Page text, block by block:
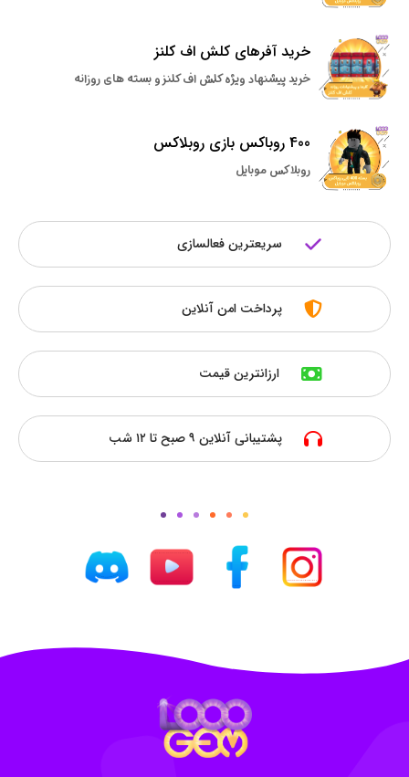
خرید آفرهای کلش اف کلنز
خرید پیشنهاد ویژه کلش اف کلنز و بسته های روزانه
400 روباکس بازی روبلاکس
روبلاکس موبایل
سریعترین فعالسازی
پرداخت امن آنلاین
ارزانترین قیمت
پشتیبانی آنلاین ۹ صبح تا ۱۲ شب